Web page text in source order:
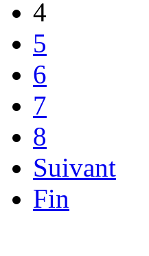
4
5
6
7
8
Suivant
Fin